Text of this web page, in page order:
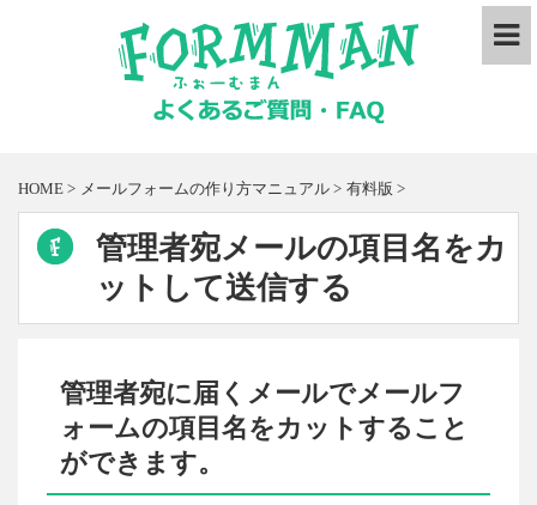
HOME > メールフォームの作り方マニュアル > 有料版 >
管理者宛メールの項目名をカ
ットして送信する
管理者宛に届くメールでメールフ
ォームの項目名をカットすること
ができます。